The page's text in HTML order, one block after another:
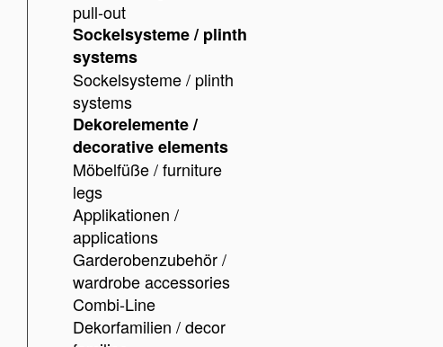
pull-out
Sockelsysteme / plinth
systems
Sockelsysteme / plinth
systems
Dekorelemente /
decorative elements
Möbelfüße / furniture
legs
Applikationen /
applications
Garderobenzubehör /
wardrobe accessories
Combi-Line
Dekorfamilien / decor